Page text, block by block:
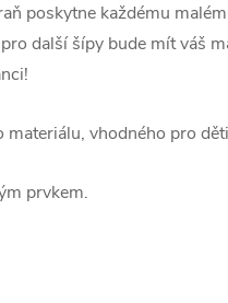
poskytne každému
další šípy bude mít váš
materiálu, vhodného pro
prvkem.